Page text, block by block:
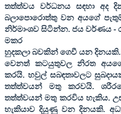
තත්ත්වය වර්ධනය සඳහා අද
බලාපොරොත්තු වන අයගේ
නිර්මාංශව සිටින්න. ජය වර්ණය -
මකර
හුදකලා බවකින් ගෙවී යන දිනයකි.
වෙනත් කටයුතුවල නිරත
කරයි. හවුල් සබඳතාවලට
තත්ත්වයන් මතු කරවයි.
තත්ත්වයන් මතු කරවිය හැකිය.
හැකියාව දියුණු වන දිනයකි.